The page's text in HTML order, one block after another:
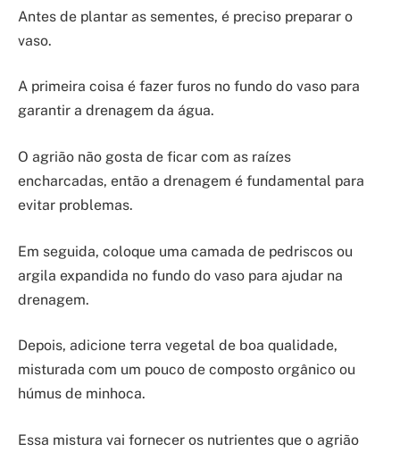
Antes de plantar as sementes, é preciso preparar o
vaso.
A primeira coisa é fazer furos no fundo do vaso para
garantir a drenagem da água.
O agrião não gosta de ficar com as raízes
encharcadas, então a drenagem é fundamental para
evitar problemas.
Em seguida, coloque uma camada de pedriscos ou
argila expandida no fundo do vaso para ajudar na
drenagem.
Depois, adicione terra vegetal de boa qualidade,
misturada com um pouco de composto orgânico ou
húmus de minhoca.
Essa mistura vai fornecer os nutrientes que o agrião